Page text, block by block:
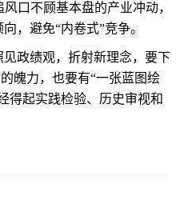
口不顾基本盘的产业冲动，
，避免“内卷式”竞争。
政绩观，折射新理念，要下
魄力，也要有“一张蓝图绘
得起实践检验、历史审视和